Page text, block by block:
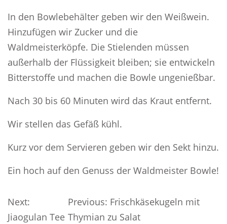
In den Bowlebehälter geben wir den Weißwein.
Hinzufügen wir Zucker und die
Waldmeisterköpfe. Die Stielenden müssen
außerhalb der Flüssigkeit bleiben; sie entwickeln
Bitterstoffe und machen die Bowle ungenießbar.
Nach 30 bis 60 Minuten wird das Kraut entfernt.
Wir stellen das Gefäß kühl.
Kurz vor dem Servieren geben wir den Sekt hinzu.
Ein hoch auf den Genuss der Waldmeister Bowle!
Beitragsnavigation
Previous: Frischkäsekugeln mit
Thymian zu Salat
Next:
Jiaogulan Tee